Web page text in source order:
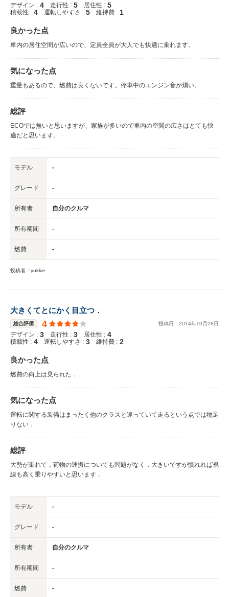
デザイン : 4 走行性 : 5 居住性 : 5
積載性 : 4 運転しやすさ : 5 維持費 : 1
良かった点
車内の居住空間が広いので、定員全員が大人でも快適に乗れます。
気になった点
重量もあるので、燃費は良くないです。停車中のエンジン音が煩い。
総評
ECOでは無いと思いますが、家族が多いので車内の空間の広さはとても快
適だと思います。
モデル -
グレード -
所有者 自分のクルマ
所有期間 -
燃費 -
投稿者：yukkie
大きくてとにかく目立つ．
総合評価 4 投稿日： 2014年10 月28日
デザイン : 3 走行性 : 3 居住性 : 4
積載性 : 4 運転しやすさ : 3 維持費 : 2
良かった点
燃費の向上は見られた．
気になった点
運転に関する装備はまったく他のクラスと違っていて走るという点では物足
りない．
総評
大勢が乗れて，荷物の運搬についても問題がなく，大きいですが慣れれば視
線も高く乗りやすいと思います．
モデル -
グレード -
所有者 自分のクルマ
所有期間 -
燃費 -